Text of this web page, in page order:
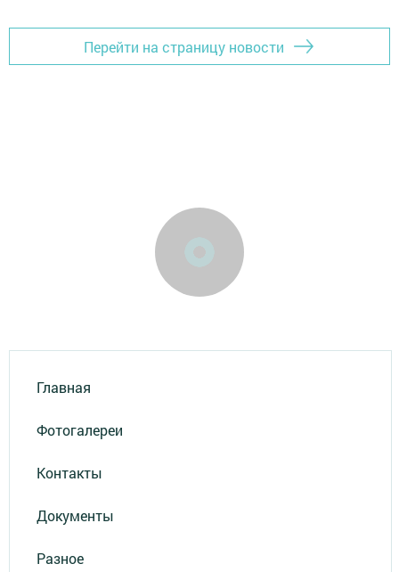
Перейти на страницу новости
Главная
Фотогалереи
Контакты
Документы
Разное